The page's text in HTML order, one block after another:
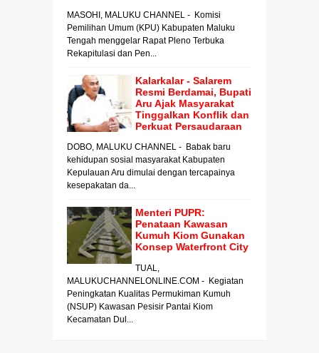
MASOHI, MALUKU CHANNEL - Komisi
Pemilihan Umum (KPU) Kabupaten Maluku
Tengah menggelar Rapat Pleno Terbuka
Rekapitulasi dan Pen...
Kalarkalar - Salarem
Resmi Berdamai, Bupati
Aru Ajak Masyarakat
Tinggalkan Konflik dan
Perkuat Persaudaraan
DOBO, MALUKU CHANNEL - Babak baru
kehidupan sosial masyarakat Kabupaten
Kepulauan Aru dimulai dengan tercapainya
kesepakatan da...
Menteri PUPR:
Penataan Kawasan
Kumuh Kiom Gunakan
Konsep Waterfront City
TUAL,
MALUKUCHANNELONLINE.COM - Kegiatan
Peningkatan Kualitas Permukiman Kumuh
(NSUP) Kawasan Pesisir Pantai Kiom
Kecamatan Dul...